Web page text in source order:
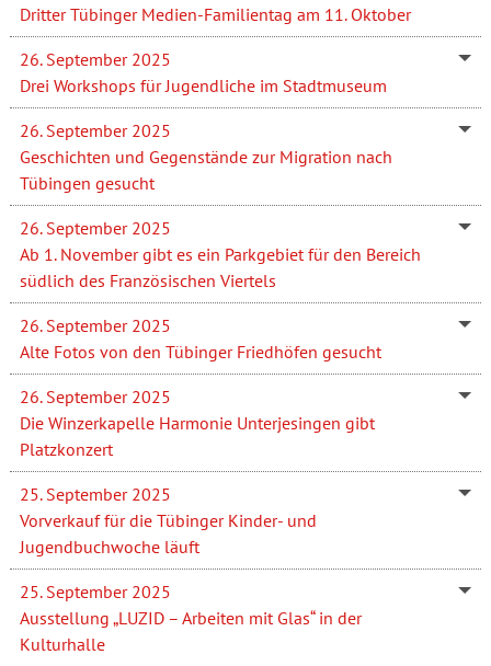
Dritter Tübinger Medien-Familientag am 11. Oktober
26. September 2025
Drei Workshops für Jugendliche im Stadtmuseum
26. September 2025
Geschichten und Gegenstände zur Migration nach
Tübingen gesucht
26. September 2025
Ab 1. November gibt es ein Parkgebiet für den Bereich
südlich des Französischen Viertels
26. September 2025
Alte Fotos von den Tübinger Friedhöfen gesucht
26. September 2025
Die Winzerkapelle Harmonie Unterjesingen gibt
Platzkonzert
25. September 2025
Vorverkauf für die Tübinger Kinder- und
Jugendbuchwoche läuft
25. September 2025
Ausstellung „LUZID – Arbeiten mit Glas“ in der
Kulturhalle